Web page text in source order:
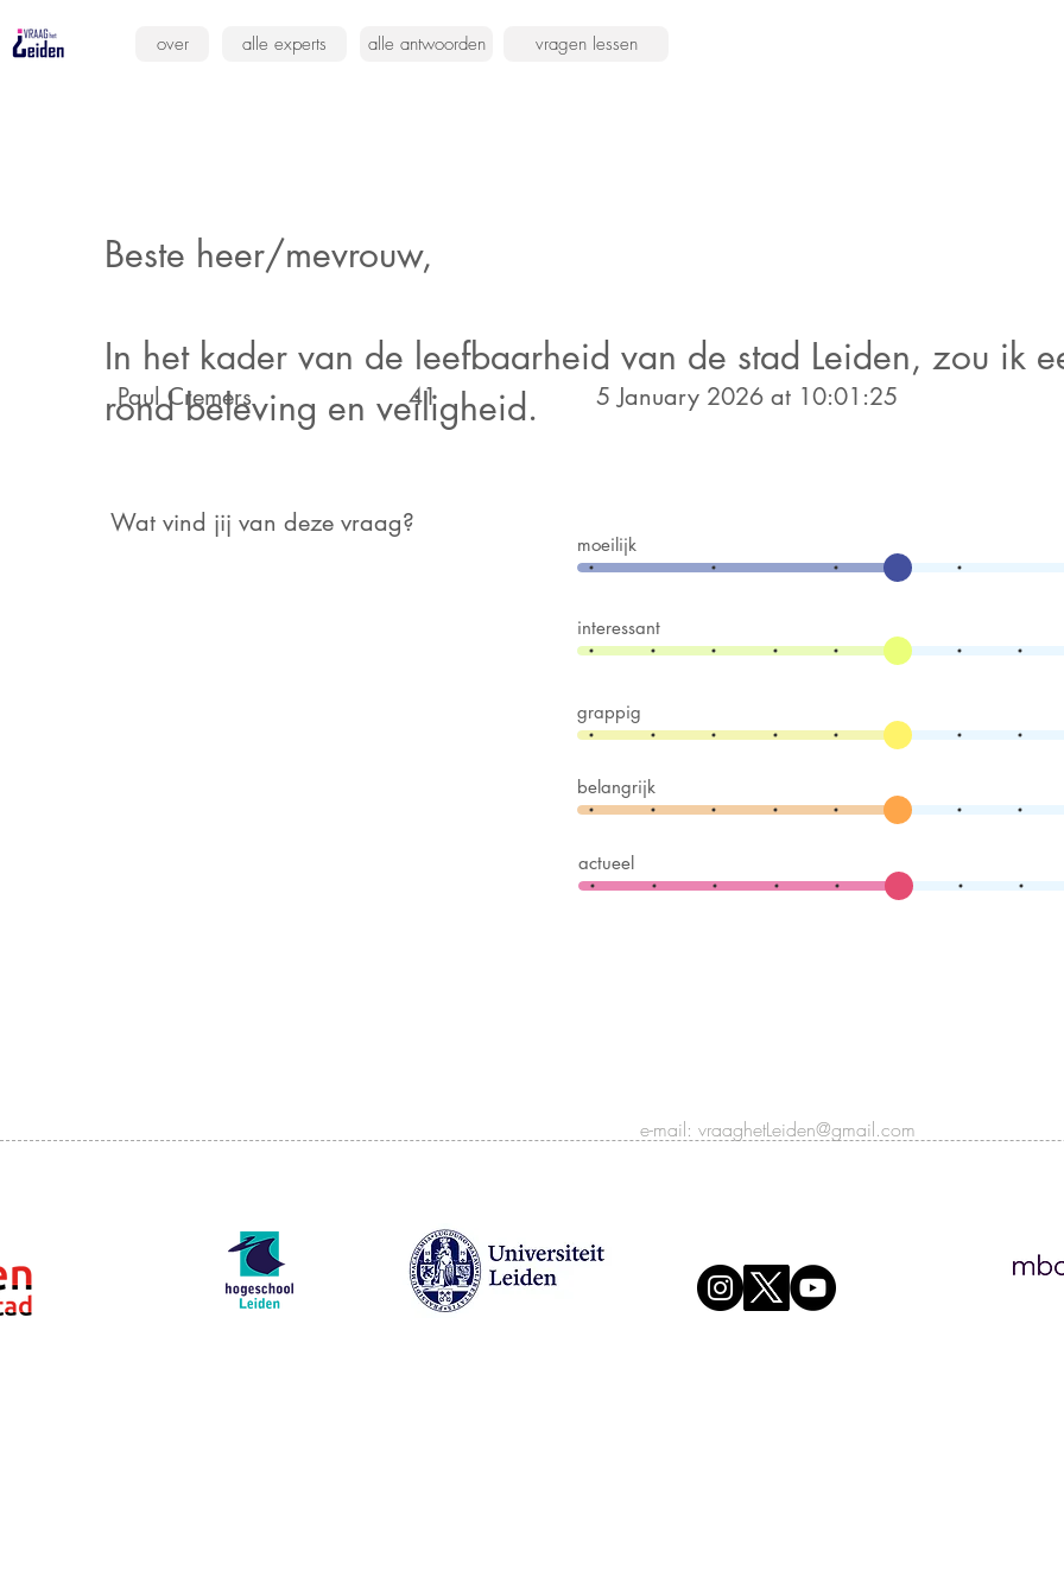
over alle experts alle antwoorden vragen lessen
Beste heer/mevrouw,
In het kader van de leefbaarheid van de stad Leiden, zou ik
rond beleving en veiligheid.
Paul Cremers 41 5 January 2026 at 10:01:25
Wat vind jij van deze vraag?
moeilijk
interessant
grappig
belangrijk
actueel
e-mail: vraaghetLeiden@gmail.com